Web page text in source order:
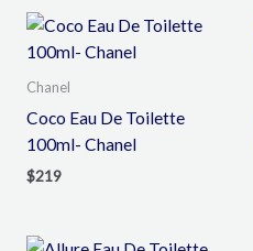
Chanel
Coco Eau De Toilette
100ml- Chanel
$219